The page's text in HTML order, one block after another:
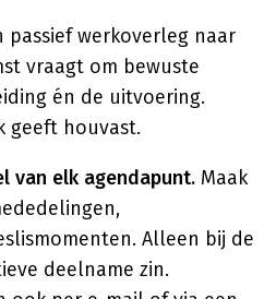
passief werkoverleg naar
vraagt om bewuste
én de uitvoering.
geeft houvast.
van elk agendapunt. Maak
Alleen bij de
deelname zin.